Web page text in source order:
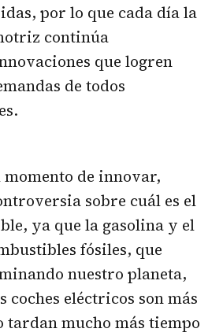
por lo que cada día la
continúa
que logren
de todos
de innovar,
sobre cuál es el
ya que la gasolina y el
fósiles, que
nuestro planeta,
coches eléctricos son más
tardan mucho más tiempo